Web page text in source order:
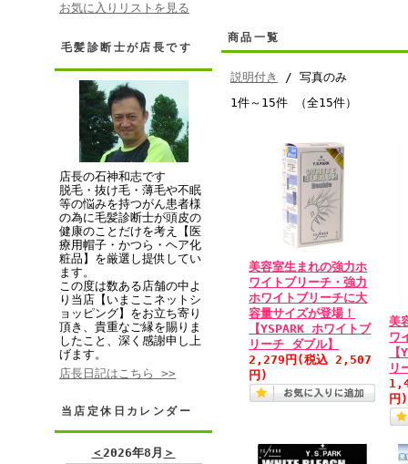
お気に入りリストを見る
毛髪診断士が店長です
店長の石神和志です
脱毛・抜け毛・薄毛や不眠
等の悩みを持つがん患者様
の為に毛髪診断士が頭皮の
健康のことだけを考え【医
療用帽子・かつら・ヘア化
粧品】を厳選し提供してい
ます。
この度は数ある店舗の中よ
り当店【いまここネットシ
ョッピング】をお立ち寄り
頂き、貴重なご縁を賜りま
したこと、深く感謝申し上
げます。
店長日記はこちら >>
当店定休日カレンダー
＜2026年8月 ＞
商品一覧
説明付き
/ 写真のみ
1件～15件 （全15件）
美容室生まれの強力ホ
ワイトブリーチ・強力
ホワイトブリーチに大
容量サイズが登場！
【YSPARK ホワイトブ
リーチ ダブル】
2,279円 (税込 2,507
円)
美
ワ
リ
円)